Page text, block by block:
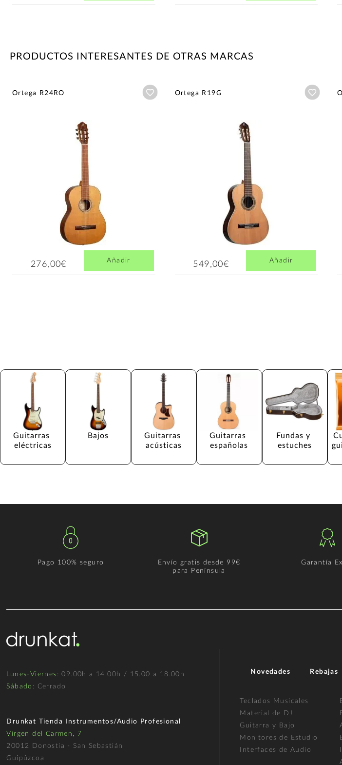
PRODUCTOS INTERESANTES DE OTRAS MARCAS
Ortega R24RO Añadir a wishlist
276,00€ Añadir
Ortega R19G
549,00€ Añadir
Guitarras
eléctricas
Bajos
Guitarras
acústicas
Guitarras
españolas
Fundas y
estuches
Pago 100% seguro
Envío gratis desde 99€
para Península
Garantía
Lunes-Viernes : 09.00h a 14.00h / 15.00 a 18.00h
Sábado : Cerrado
Drunkat Tienda Instrumentos/Audio Profesional
Virgen del Carmen, 7
20012 Donostia - San Sebastián
Guipúzcoa
Novedades Rebajas
Teclados Musicales
Material de DJ
Guitarra y Bajo
Monitores de Estudio
Interfaces de Audio